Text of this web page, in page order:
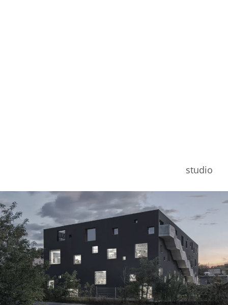
studio
budynek produkcyjny kradex